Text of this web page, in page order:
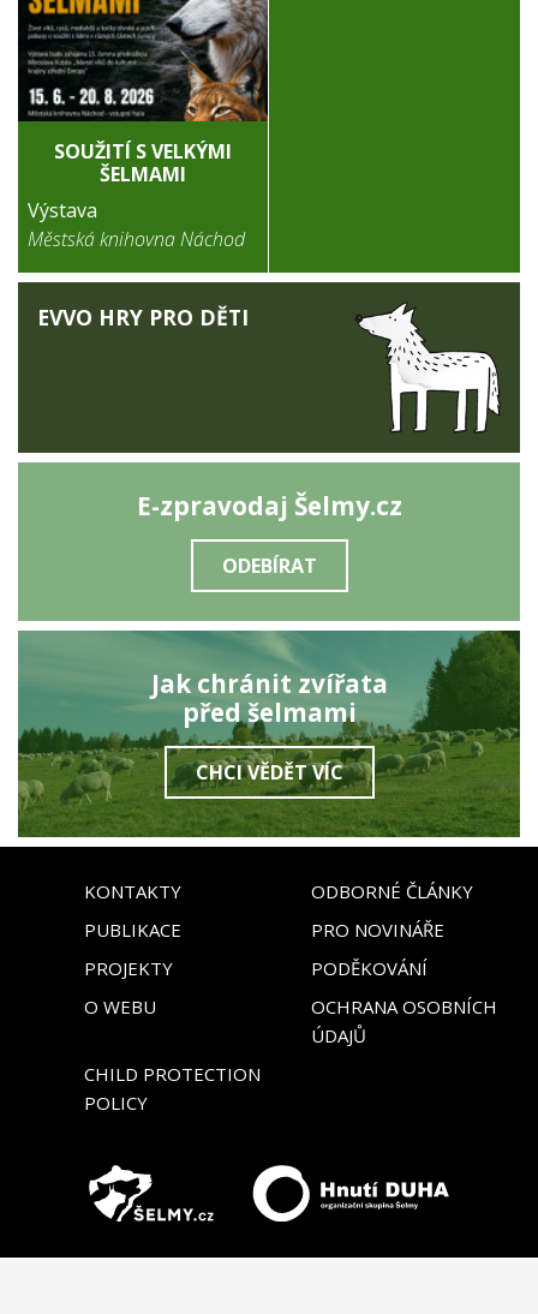
SOUŽITÍ S VELKÝMI
ŠELMAMI
Výstava
Městská knihovna Náchod
EVVO HRY PRO DĚTI
E-zpravodaj Šelmy.cz
ODEBÍRAT
Jak chránit zvířata
před šelmami
CHCI VĚDĚT VÍC
KONTAKTY
ODBORNÉ ČLÁNKY
PUBLIKACE
PRO NOVINÁŘE
PROJEKTY
PODĚKOVÁNÍ
O WEBU
OCHRANA OSOBNÍCH
ÚDAJŮ
CHILD PROTECTION
POLICY